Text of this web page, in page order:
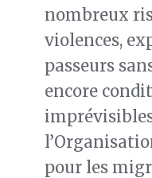
nombreux
violences,
passeurs
encore
pour les